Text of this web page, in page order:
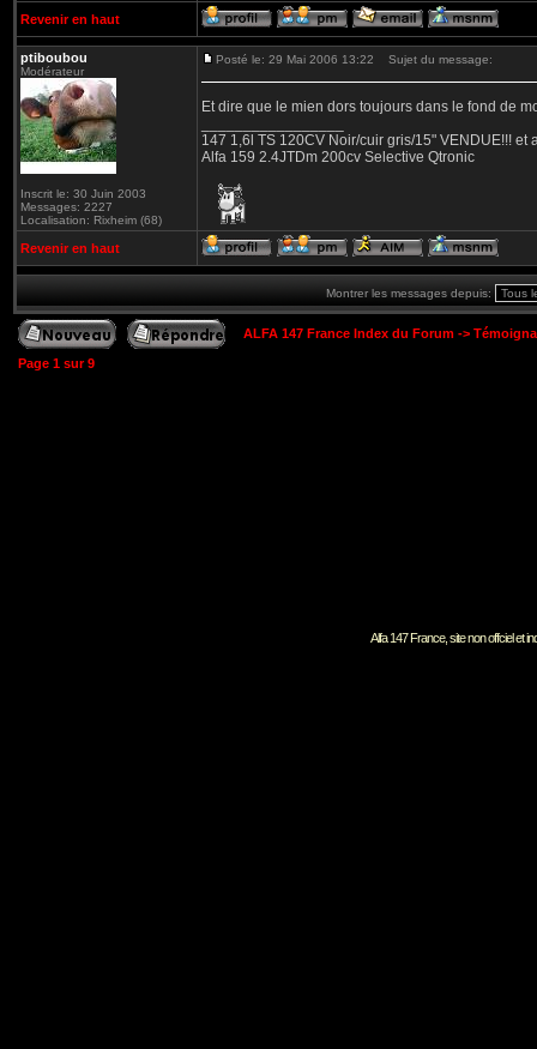
Revenir en haut
ptiboubou
Modérateur
Inscrit le: 30 Juin 2003
Messages: 2227
Localisation: Rixheim (68)
Posté le: 29 Mai 2006 13:22 Sujet du message:
Et dire que le mien dors toujours dans le fond de
147 1,6l TS 120CV Noir/cuir gris/15" VENDUE!!! et
Alfa 159 2.4JTDm 200cv Selective Qtronic
Revenir en haut
Montrer les messages depuis:
ALFA 147 France Index du Forum ->
Page 1 sur9
Alfa 147 France, site non offciel et